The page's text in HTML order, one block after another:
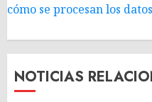
cómo se procesan los
NOTICIAS